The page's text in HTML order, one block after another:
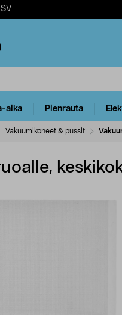
SV
aika Pienrauta
Vakuumikoneet & pussit